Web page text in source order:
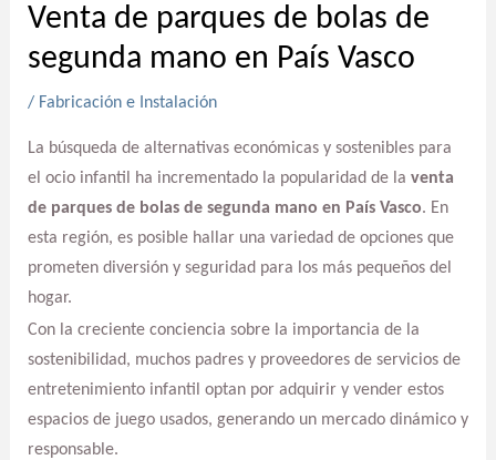
Venta de parques de bolas de
segunda mano en País Vasco
/ Fabricación e Instalación
La búsqueda de alternativas económicas y sostenibles para
el ocio infantil ha incrementado la popularidad de la venta
de parques de bolas de segunda mano en País Vasco. En
esta región, es posible hallar una variedad de opciones que
prometen diversión y seguridad para los más pequeños del
hogar.
Con la creciente conciencia sobre la importancia de la
sostenibilidad, muchos padres y proveedores de servicios de
entretenimiento infantil optan por adquirir y vender estos
espacios de juego usados, generando un mercado dinámico y
responsable.